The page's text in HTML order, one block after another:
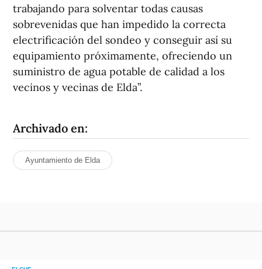
trabajando para solventar todas causas
sobrevenidas que han impedido la correcta
electrificación del sondeo y conseguir así su
equipamiento próximamente, ofreciendo un
suministro de agua potable de calidad a los
vecinos y vecinas de Elda”.
Archivado en:
Ayuntamiento de Elda